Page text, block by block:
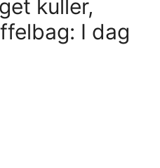
kuller,
I dag